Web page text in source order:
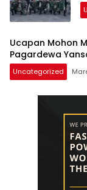
Ucapan Mohon
Pagardewa
Uncategorized